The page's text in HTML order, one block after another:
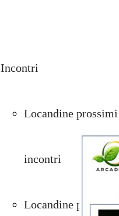
Incontri
Locandine prossimi
incontri
Locandine prossimi